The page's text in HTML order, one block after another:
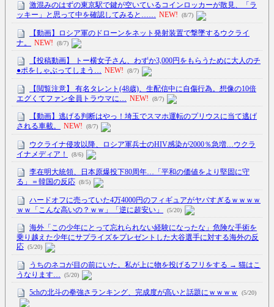
激混みのはずの東京駅で鍵が空いているコインロッカーが散見、「ラ
ッキー」と思って中を確認してみると…… NEW! (8/7)
【動画】ロシア軍のドローンをネット発射装置で撃墜するウクライ
ナ。
NEW! (8/7)
【投稿動画】 トー横女子さん、わずか3,000円をもらうために大人のチ
●ポをしゃぶってしまう… NEW! (8/7)
【閲覧注意】 有名タレント(48歳)、生配信中に自傷行為。想像の10倍
エグくてファン全員トラウマに… NEW! (8/7)
【動画】逃げる判断はやっ！埼玉でスマホ運転のプリウスに当て逃げ
される車載。
NEW! (8/7)
ウクライナ侵攻以降、ロシア軍兵士のHIV感染が2000％急増…ウクラ
イナメディア！
(8/6)
李在明大統領、日本原爆投下80周年…「平和の価値をより堅固に守
る」＝韓国の反応 (8/5)
ハードオフに売っていた4万4000円のフィギュアがヤバすぎるｗｗｗｗ
ｗｗ「こんな高いの？ｗｗ」「逆に超安い」
(5/20)
海外「この少年にとって忘れられない経験になったな」危険な手術を
乗り越えた少年にサプライズをプレゼントした大谷選手に対する海外の反
応 (5/20)
うちのネコが目の前にいた。私が上に物を投げるフリをする → 猫はこ
うなります…
(5/20)
5chの北斗の拳強さランキング、完成度が高いと話題にｗｗｗｗ (5/20)